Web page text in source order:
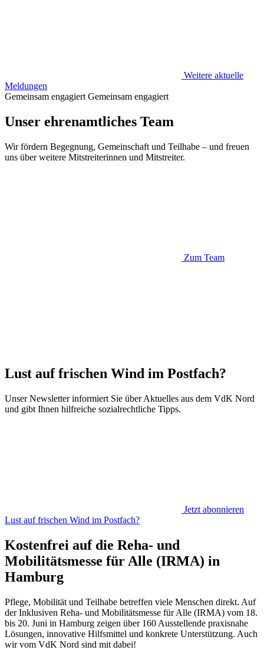
Weitere aktuelle
Meldungen
Gemeinsam engagiert Gemeinsam engagiert
Unser ehrenamtliches Team
Wir fördern Begegnung, Gemeinschaft und Teilhabe – und freuen
uns über weitere Mitstreiterinnen und Mitstreiter.
Zum Team
Lust auf frischen Wind im Postfach?
Unser Newsletter informiert Sie über Aktuelles aus dem VdK Nord
und gibt Ihnen hilfreiche sozialrechtliche Tipps.
Jetzt abonnieren
Lust auf frischen Wind im Postfach?
Kostenfrei auf die Reha- und
Mobilitätsmesse für Alle (IRMA) in
Hamburg
Pflege, Mobilität und Teilhabe betreffen viele Menschen direkt. Auf
der Inklusiven Reha- und Mobilitätsmesse für Alle (IRMA) vom 18.
bis 20. Juni in Hamburg zeigen über 160 Ausstellende praxisnahe
Lösungen, innovative Hilfsmittel und konkrete Unterstützung. Auch
wir vom VdK Nord sind mit dabei!